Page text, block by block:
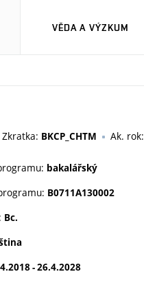
VĚDA A VÝZKUM
Zkratka: BKCP_CHTM Ak. rok:
bakalářský
B0711A130002
Bc.
- 26.4.2028